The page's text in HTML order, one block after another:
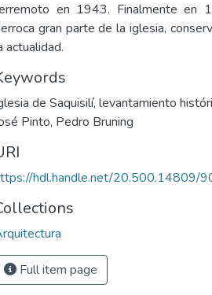
en 1943. Finalmente en
gran parte de la iglesia,
actualidad.
de Saquisilí, levantamiento
Pinto, Pedro Bruning
hdl.handle.net/20.500.14809/
Full item page